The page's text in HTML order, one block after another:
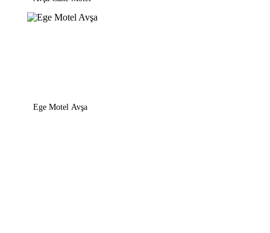
Ege Motel Avşa